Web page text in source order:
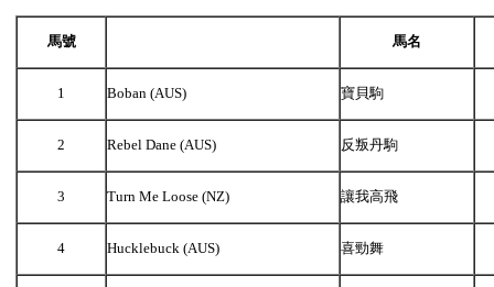
馬號 馬名
1 Boban (AUS) 寶貝駒
2 Rebel Dane (AUS) 反叛丹駒
3 Turn Me Loose (NZ) 讓我高飛
4 Hucklebuck (AUS) 喜勁舞